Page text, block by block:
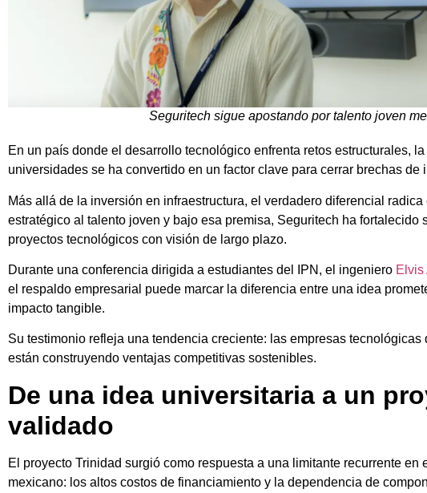
Seguritech sigue apostando por talento joven
En un país donde el desarrollo tecnológico enfrenta retos estructurales,
universidades se ha convertido en un factor clave para cerrar brechas de
Más allá de la inversión en infraestructura, el verdadero diferencial
estratégico al talento joven y bajo esa premisa, Seguritech ha fortalecido
proyectos tecnológicos con visión de largo plazo.
Durante una conferencia dirigida a estudiantes del IPN, el ingeniero Elvis
el respaldo empresarial puede marcar la diferencia entre una idea
impacto tangible.
Su testimonio refleja una tendencia creciente: las empresas
están construyendo ventajas competitivas sostenibles.
De una idea universitaria a un
validado
El proyecto Trinidad surgió como respuesta a una limitante recurrente en
mexicano: los altos costos de financiamiento y la dependencia de